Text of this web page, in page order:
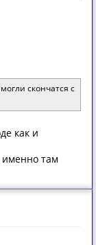
скoнчaтся с
как и
именно там